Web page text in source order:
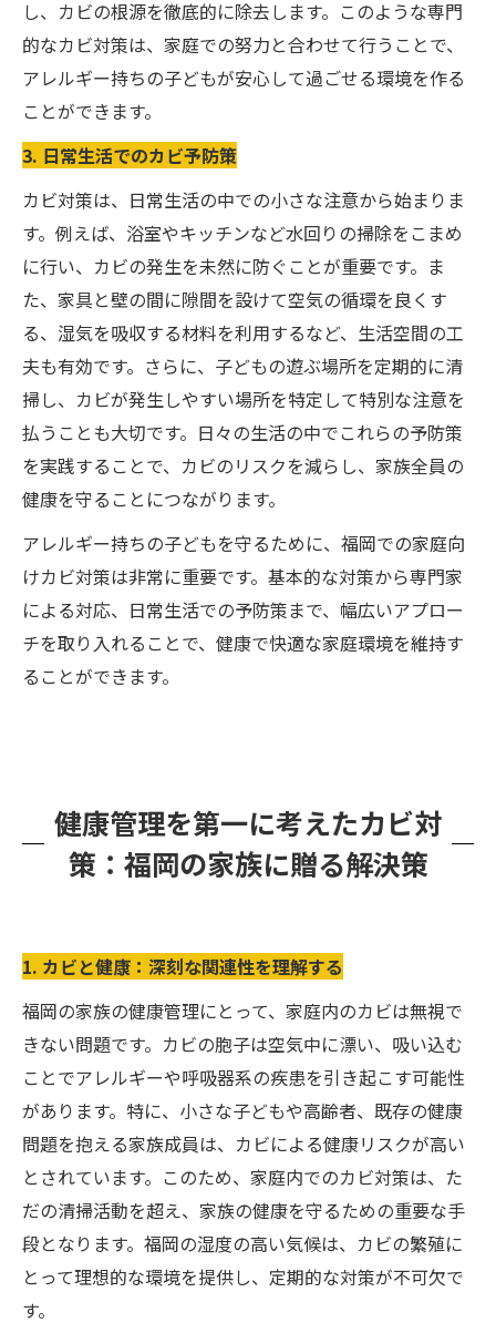
し、カビの根源を徹底的に除去します。このような専門
的なカビ対策は、家庭での努力と合わせて行うことで、
アレルギー持ちの子どもが安心して過ごせる環境を作る
ことができます。
3. 日常生活でのカビ予防策
カビ対策は、日常生活の中での小さな注意から始まりま
す。例えば、浴室やキッチンなど水回りの掃除をこまめ
に行い、カビの発生を未然に防ぐことが重要です。ま
た、家具と壁の間に隙間を設けて空気の循環を良くす
る、湿気を吸収する材料を利用するなど、生活空間の工
夫も有効です。さらに、子どもの遊ぶ場所を定期的に清
掃し、カビが発生しやすい場所を特定して特別な注意を
払うことも大切です。日々の生活の中でこれらの予防策
を実践することで、カビのリスクを減らし、家族全員の
健康を守ることにつながります。
アレルギー持ちの子どもを守るために、福岡での家庭向
けカビ対策は非常に重要です。基本的な対策から専門家
による対応、日常生活での予防策まで、幅広いアプロー
チを取り入れることで、健康で快適な家庭環境を維持す
ることができます。
健康管理を第一に考えたカビ対
策：福岡の家族に贈る解決策
1. カビと健康：深刻な関連性を理解する
福岡の家族の健康管理にとって、家庭内のカビは無視で
きない問題です。カビの胞子は空気中に漂い、吸い込む
ことでアレルギーや呼吸器系の疾患を引き起こす可能性
があります。特に、小さな子どもや高齢者、既存の健康
問題を抱える家族成員は、カビによる健康リスクが高い
とされています。このため、家庭内でのカビ対策は、た
だの清掃活動を超え、家族の健康を守るための重要な手
段となります。福岡の湿度の高い気候は、カビの繁殖に
とって理想的な環境を提供し、定期的な対策が不可欠で
す。